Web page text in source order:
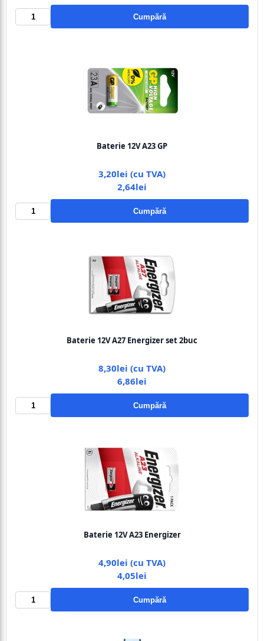
Cumpără
Baterie 12V A23 GP
3,20lei (cu TVA)
2,64lei
Cumpără
Baterie 12V A27 Energizer set 2buc
8,30lei (cu TVA)
6,86lei
Cumpără
Baterie 12V A23 Energizer
4,90lei (cu TVA)
4,05lei
Cumpără